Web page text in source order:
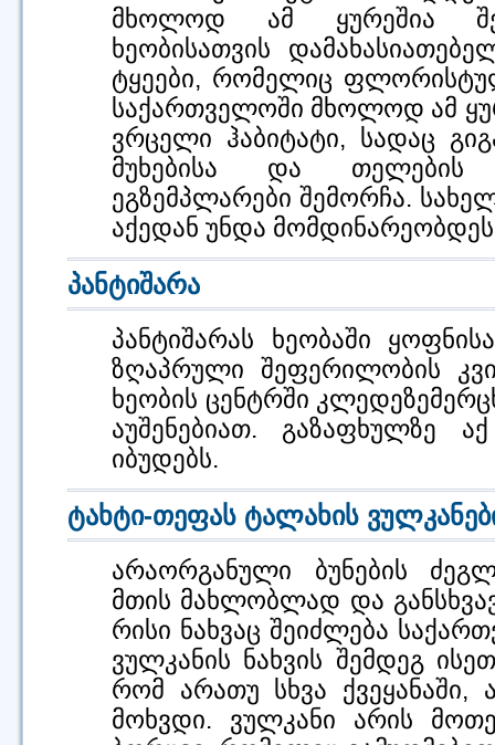
მხოლოდ ამ ყურეშია
ხეობისათვის
ტყეები, რომელიც
საქართველოში მხოლოდ ამ
ვრცელი ჰაბიტატი, სადაც
მუხებისა და
ეგზემპლარები შემორჩა.
აქედან უნდა
პანტიშარა
პანტიშარას ხეობაში
ზღაპრული შეფერილობის
ხეობის ცენტრში
აუშენებიათ. გაზაფხულზე
იბუდებს.
ტახტი-თეფას ტალახის
არაორგანული ბუნების
მთის მახლობლად და
რისი ნახვაც შეიძლება
ვულკანის ნახვის შემდეგ
რომ არათუ სხვა ქვეყანაში,
მოხვდი. ვულკანი არის